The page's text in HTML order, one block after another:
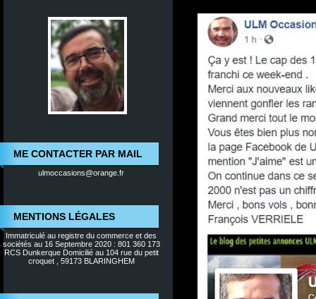
ME CONTACTER PAR MAIL
ulmoccasions@orange.fr
MENTIONS LÉGALES
Immatriculé au registre du commerce et des
sociétés au 16 Septembre 2020 : 801 360 173
RCS Dunkerque Domicilié au 104 rue du petit
croquet , 59173 BLARINGHEM